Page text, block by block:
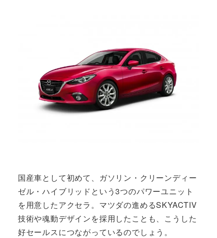
国産車として初めて、ガソリン・クリーンディー
ゼル・ハイブリッドという3つのパワーユニット
を用意したアクセラ。マツダの進めるSKYACTIV
技術や魂動デザインを採用したことも、こうした
好セールスにつながっているのでしょう。